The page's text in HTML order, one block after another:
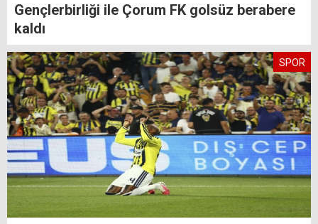
Gençlerbirliği ile Çorum FK golsüz berabere
kaldı
SPOR